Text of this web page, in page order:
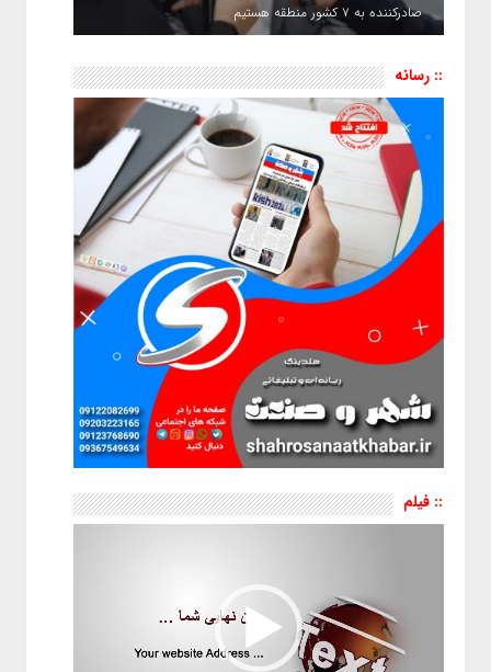
صادرکننده به ۷ کشور منطقه هستیم
:: رسانه
:: فیلم
نمایشگر